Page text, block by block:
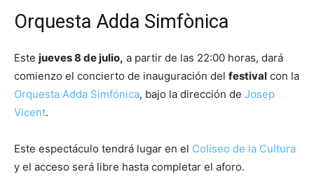
Orquesta Adda Simfònica
Este jueves 8 de julio, a partir de las 22:00 horas, dará
comienzo el concierto de inauguración del festival con la
Orquesta Adda Simfónica, bajo la dirección de Josep
Vicent.
Este espectáculo tendrá lugar en el Coliseo de la Cultura
y el acceso será libre hasta completar el aforo.